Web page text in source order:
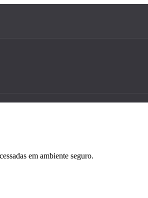
em ambiente seguro.